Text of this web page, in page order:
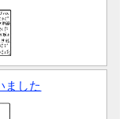
ました